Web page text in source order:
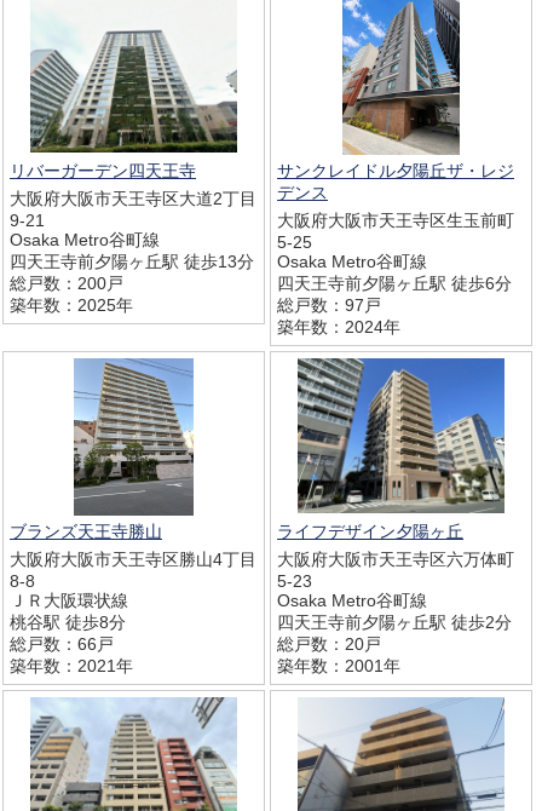
リバーガーデン四天王寺
大阪府大阪市天王寺区大道2丁目
9-21
Osaka Metro谷町線
四天王寺前夕陽ヶ丘駅 徒歩13分
総戸数：200戸
築年数：2025年
サンクレイドル夕陽丘ザ・レジ
デンス
大阪府大阪市天王寺区生玉前町
5-25
Osaka Metro谷町線
四天王寺前夕陽ヶ丘駅 徒歩6分
総戸数：97戸
築年数：2024年
ブランズ天王寺勝山
大阪府大阪市天王寺区勝山4丁目
8-8
ＪＲ大阪環状線
桃谷駅 徒歩8分
総戸数：66戸
築年数：2021年
ライフデザイン夕陽ヶ丘
大阪府大阪市天王寺区六万体町
5-23
Osaka Metro谷町線
四天王寺前夕陽ヶ丘駅 徒歩2分
総戸数：20戸
築年数：2001年